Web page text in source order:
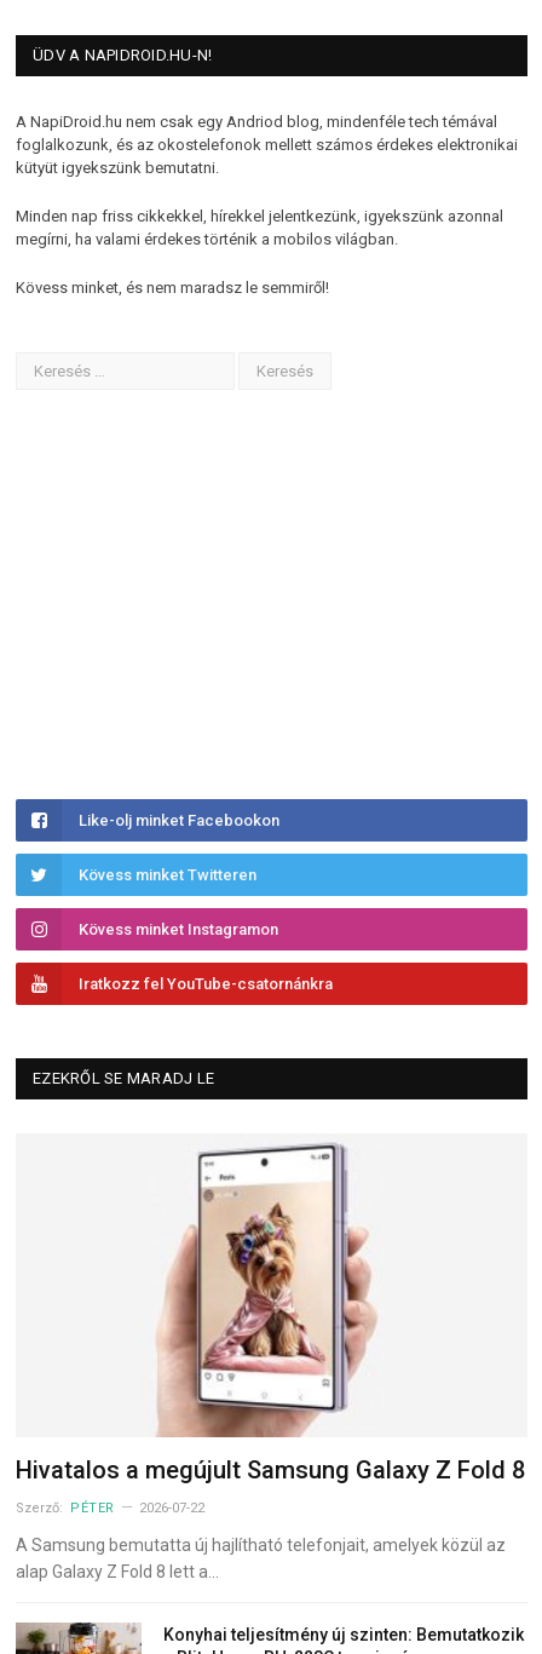
ÜDV A NAPIDROID.HU-N!
A NapiDroid.hu nem csak egy Andriod blog, mindenféle tech témával
foglalkozunk, és az okostelefonok mellett számos érdekes elektronikai
kütyüt igyekszünk bemutatni.
Minden nap friss cikkekkel, hírekkel jelentkezünk, igyekszünk azonnal
megírni, ha valami érdekes történik a mobilos világban.
Kövess minket, és nem maradsz le semmiről!
Like-olj minket Facebookon
Kövess minket Twitteren
Kövess minket Instagramon
Iratkozz fel YouTube-csatornánkra
EZEKRŐL SE MARADJ LE
Hivatalos a megújult Samsung Galaxy Z Fold 8
Szerző: PÉTER 2026-07-22
A Samsung bemutatta új hajlítható telefonjait, amelyek közül az
alap Galaxy Z Fold 8 lett a…
Konyhai teljesítmény új szinten: Bemutatkozik